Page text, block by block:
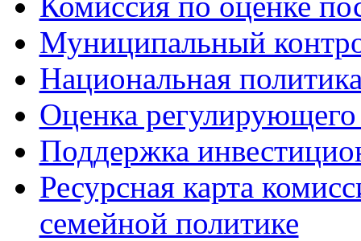
Муниципальный
Национальная
Оценка регулирующего
Поддержка
Ресурсная карта
семейной политике